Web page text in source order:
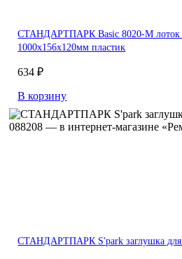
СТАНДАРТПАРК Basic 8020-М лоток
1000х156х120мм пластик
634 ₽
В корзину
СТАНДАРТПАРК S'park заглушка для